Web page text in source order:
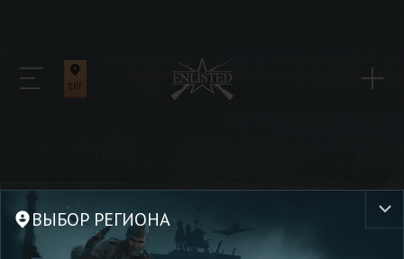
ВЫБОР РЕГИОНА
СНГ
Обновление 0.5.8.60